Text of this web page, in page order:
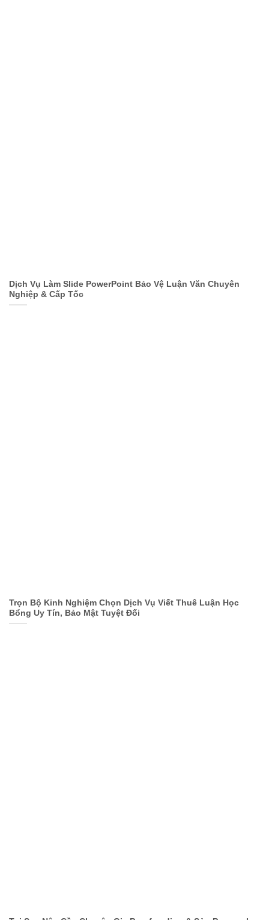
Dịch Vụ Làm Slide PowerPoint Bảo Vệ Luận Văn Chuyên
Nghiệp & Cấp Tốc
Trọn Bộ Kinh Nghiệm Chọn Dịch Vụ Viết Thuê Luận Học
Bổng Uy Tín, Bảo Mật Tuyệt Đối